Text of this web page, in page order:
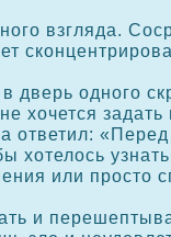
взгляда.
дверь одного
хочется
ответил:
хотелось
или прοсто
и